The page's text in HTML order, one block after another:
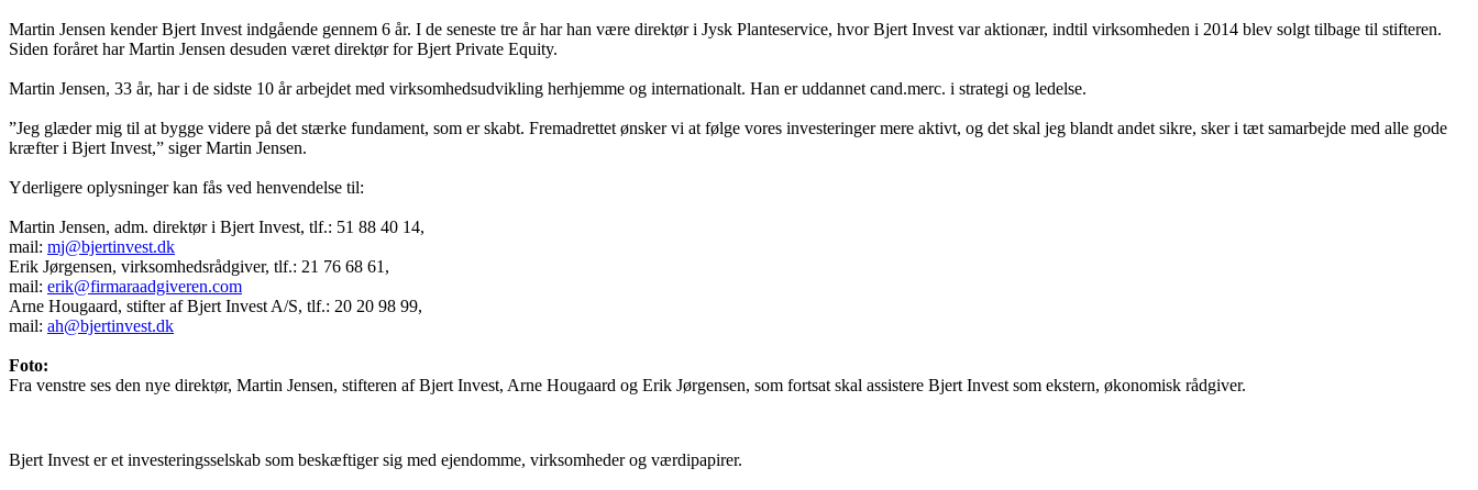
Martin Jensen kender Bjert Invest indgående gennem 6 år. I de seneste tre år har han være direktør i Jysk Planteservice, hvor Bjert Invest var aktionær, indtil virksomheden i 2014 blev solgt tilbage til stifteren.
Siden foråret har Martin Jensen desuden været direktør for Bjert Private Equity.
Martin Jensen, 33 år, har i de sidste 10 år arbejdet med virksomhedsudvikling herhjemme og internationalt. Han er uddannet cand.merc. i strategi og ledelse.
”Jeg glæder mig til at bygge videre på det stærke fundament, som er skabt. Fremadrettet ønsker vi at følge vores investeringer mere aktivt, og det skal jeg blandt andet sikre, sker i tæt samarbejde med alle gode
kræfter i Bjert Invest,” siger Martin Jensen.
Yderligere oplysninger kan fås ved henvendelse til:
Martin Jensen, adm. direktør i Bjert Invest, tlf.: 51 88 40 14,
mail: mj@bjertinvest.dk
Erik Jørgensen, virksomhedsrådgiver, tlf.: 21 76 68 61,
mail: erik@firmaraadgiveren.com
Arne Hougaard, stifter af Bjert Invest A/S, tlf.: 20 20 98 99,
mail: ah@bjertinvest.dk
Foto:
Fra venstre ses den nye direktør, Martin Jensen, stifteren af Bjert Invest, Arne Hougaard og Erik Jørgensen, som fortsat skal assistere Bjert Invest som ekstern, økonomisk rådgiver.
Bjert Invest er et investeringsselskab som beskæftiger sig med ejendomme, virksomheder og værdipapirer.